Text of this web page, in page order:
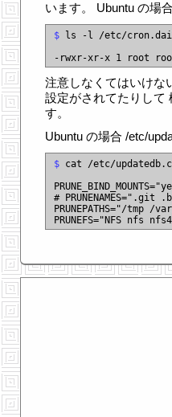
います。 Ubuntu の場
$ ls -l /etc/
注意しなくてはいけな
設定がされてたりして
す。
Ubuntu の場合 /etc/
$ cat /etc/
#
PRUNEPATHS="/tmp /